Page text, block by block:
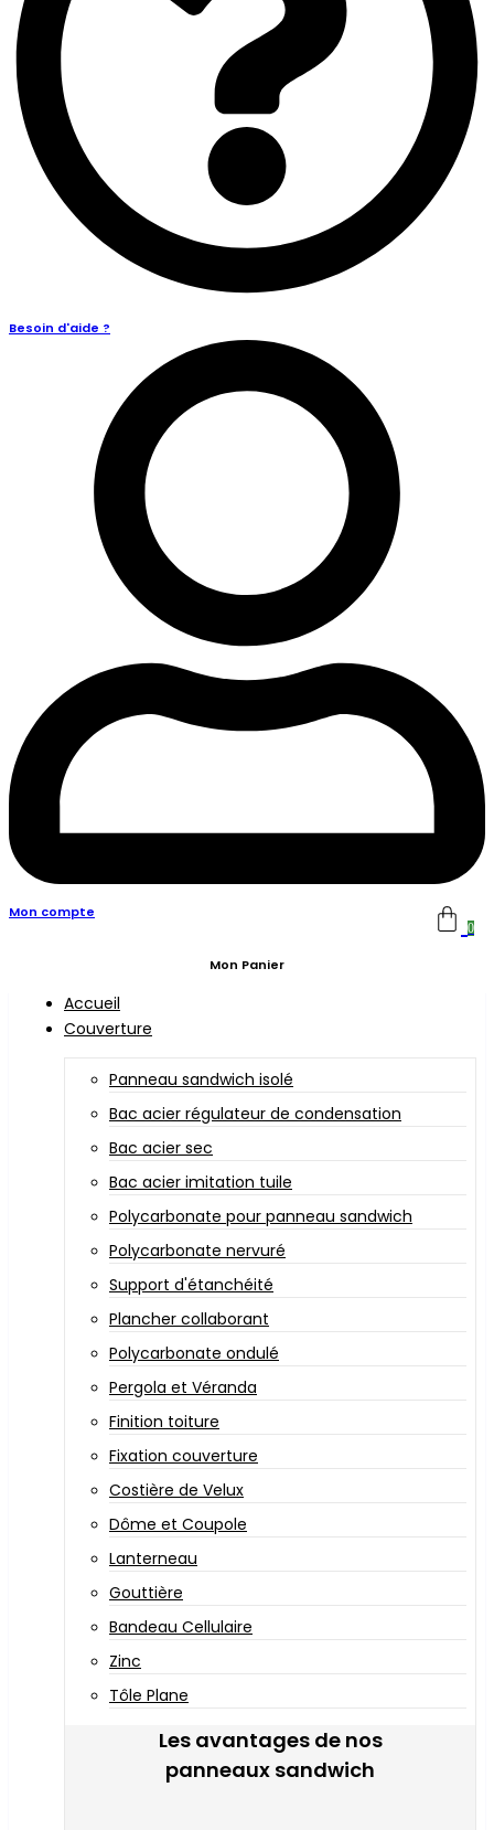
Besoin d'aide ?
Mon compte
0
Mon Panier
Accueil
Couverture
Panneau sandwich isolé
Bac acier régulateur de condensation
Bac acier sec
Bac acier imitation tuile
Polycarbonate pour panneau sandwich
Polycarbonate nervuré
Support d'étanchéité
Plancher collaborant
Polycarbonate ondulé
Pergola et Véranda
Finition toiture
Fixation couverture
Costière de Velux
Dôme et Coupole
Lanterneau
Gouttière
Bandeau Cellulaire
Zinc
Tôle Plane
Les avantages de nos
panneaux sandwich